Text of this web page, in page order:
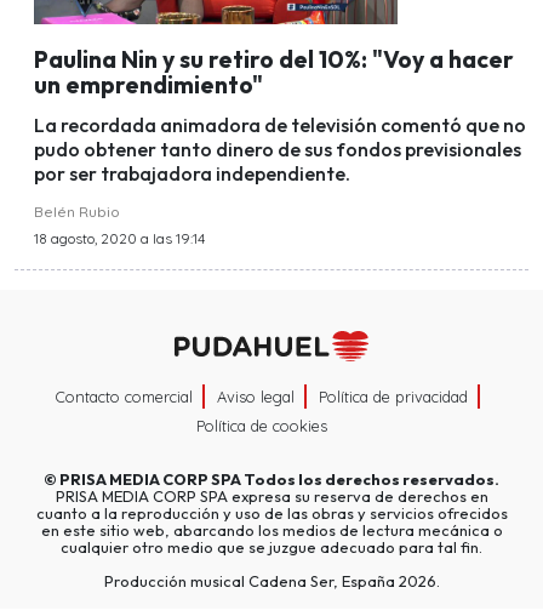
Paulina Nin y su retiro del 10%: "Voy a hacer
un emprendimiento"
La recordada animadora de televisión comentó que no
pudo obtener tanto dinero de sus fondos previsionales
por ser trabajadora independiente.
Belén Rubio
18 agosto, 2020 a las 19:14
Contacto comercial Aviso legal
Política de privacidad
Política de cookies
© PRISA MEDIA CORP SPATodos los derechos reservados.
PRISA MEDIA CORP SPA expresa su reserva de derechos en
cuanto a la reproducción y uso de las obras y servicios ofrecidos
en este sitio web, abarcando los medios de lectura mecánica o
cualquier otro medio que se juzgue adecuado para tal fin.
Producción musical Cadena Ser, España 2026.